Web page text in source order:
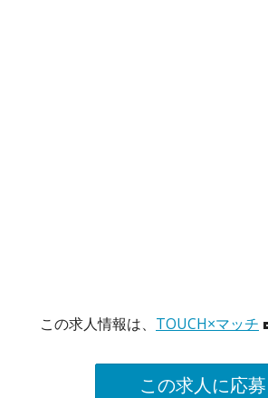
この求人情報は、 TOUCH×マッチ
この求人に応募